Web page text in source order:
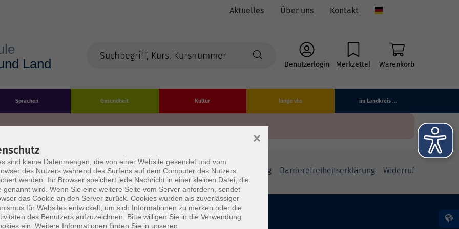
Aktuelles Über uns Kontakt
Benutzerlogin Merkzettel Warenkorb
Sprachen Gesundheit Kultur Junge vhs im Landkreis ...
Impressum Datenschutzerklärung AGB/Widerrufsbelehrung Barrierefreiheitserklärung Widerruf
sind kleine Datenmengen, die von einer Website gesendet und vom
des Nutzers während des Surfens auf dem Computer des Nutzers
werden. Ihr Browser speichert jede Nachricht in einer kleinen Datei, die
genannt wird. Wenn Sie eine weitere Seite vom Server anfordern, sendet
das Cookie an den Server zurück. Cookies wurden als zuverlässiger
für Websites entwickelt, um sich Informationen zu merken oder die
des Benutzers aufzuzeichnen. Bitte willigen Sie in die Verwendung
ein. Weitere Informationen finden Sie in unseren
×